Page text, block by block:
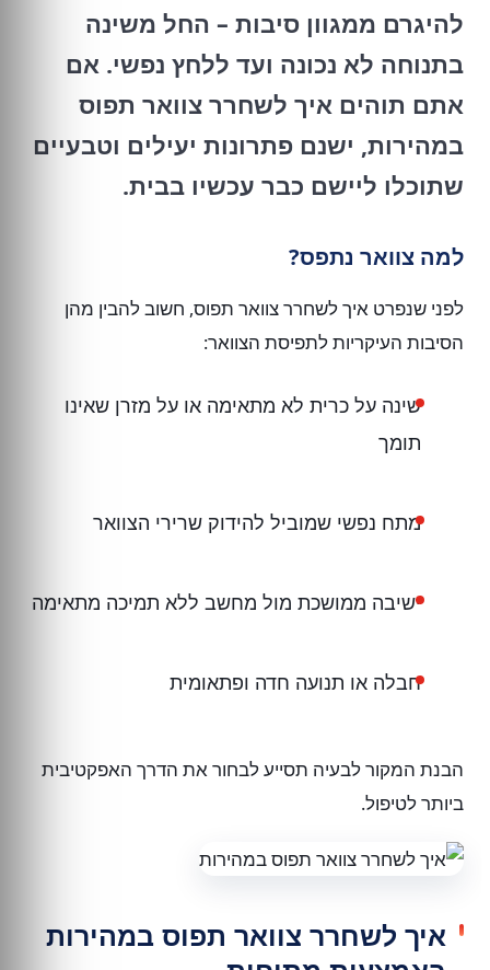
להיגרם ממגוון סיבות – החל משינה
בתנוחה לא נכונה ועד ללחץ נפשי. אם
אתם תוהים איך לשחרר צוואר תפוס
במהירות, ישנם פתרונות יעילים וטבעיים
שתוכלו ליישם כבר עכשיו בבית.
למה צוואר נתפס?
לפני שנפרט איך לשחרר צוואר תפוס, חשוב להבין מהן
הסיבות העיקריות לתפיסת הצוואר:
שינה על כרית לא מתאימה או על מזרן שאינו
תומך
מתח נפשי שמוביל להידוק שרירי הצוואר
ישיבה ממושכת מול מחשב ללא תמיכה מתאימה
חבלה או תנועה חדה ופתאומית
הבנת המקור לבעיה תסייע לבחור את הדרך האפקטיבית
ביותר לטיפול.
איך לשחרר צוואר תפוס במהירות